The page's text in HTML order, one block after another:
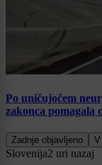
Po uničujočem
zakonca pomagala
Zadnje objavljeno
Slovenija2 uri nazaj